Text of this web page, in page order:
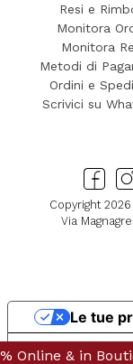
& in Boutique!
Resi e
Monitora
Monitora
Metodi di
Ordini e
Scrivici su
Copyright
Via
Online & in
Informativa
Le tue